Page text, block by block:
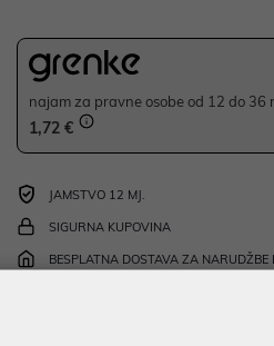
najam za pravne osobe od 12 do 36
1,72 €
JAMSTVO 12 MJ.
SIGURNA KUPOVINA
BESPLATNA DOSTAVA ZA